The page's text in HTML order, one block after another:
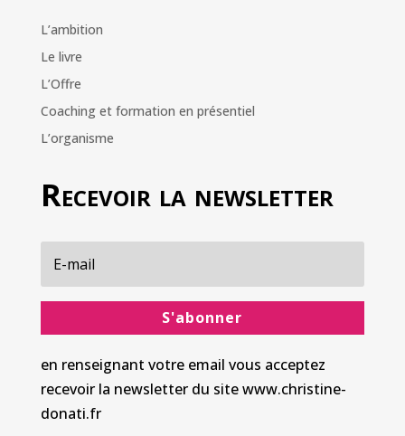
L’ambition
Le livre
L’Offre
Coaching et formation en présentiel
L’organisme
Recevoir la newsletter
S'abonner
en renseignant votre email vous acceptez
recevoir la newsletter du site www.christine-
donati.fr